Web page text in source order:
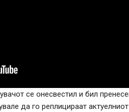
се онесвестил и бил
да го реплицираат